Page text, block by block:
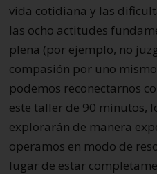
vida cotidiana y las
las ocho actitudes
plena (por ejemplo, no
compasión por uno
podemos reconectarnos
este taller de 90 minutos,
explorarán de manera
operamos en modo de
lugar de estar